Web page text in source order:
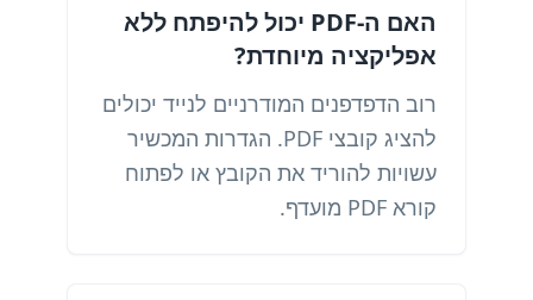
האם ה-PDF יכול להיפתח ללא
אפליקציה מיוחדת?
רוב הדפדפנים המודרניים לנייד יכולים
להציג קובצי PDF. הגדרות המכשיר
עשויות להוריד את הקובץ או לפתוח
קורא PDF מועדף.